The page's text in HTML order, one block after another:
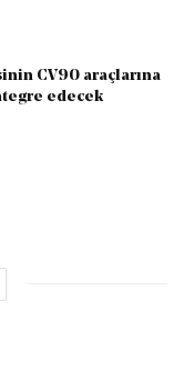
CV90 araçlarına
edecek